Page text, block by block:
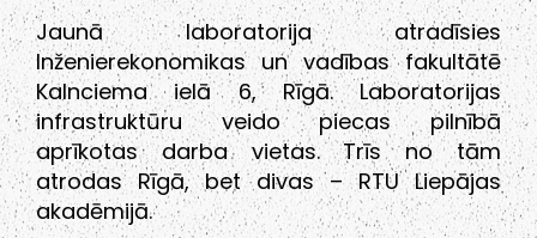
Jaunā laboratorija atradīsies
Inženierekonomikas un vadības fakultātē
Kalnciema ielā 6, Rīgā. Laboratorijas
infrastruktūru veido piecas pilnībā
aprīkotas darba vietas. Trīs no tām
atrodas Rīgā, bet divas – RTU Liepājas
akadēmijā.